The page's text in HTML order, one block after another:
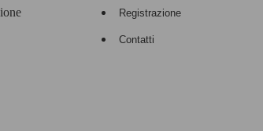
Registrazione
Contatti